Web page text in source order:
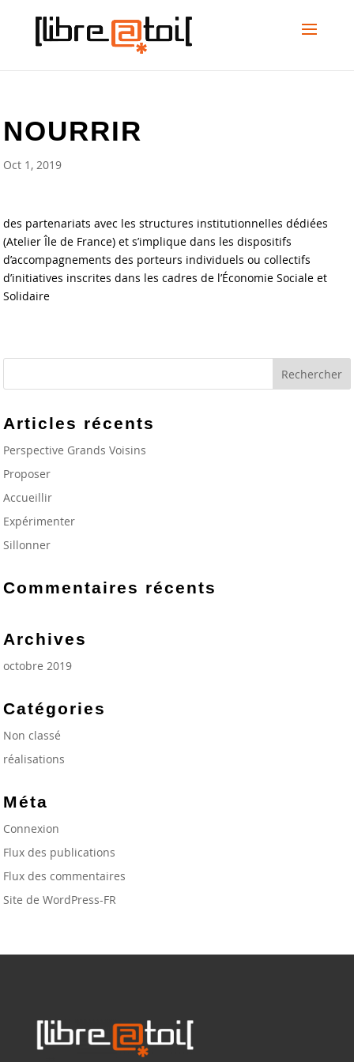
NOURRIR
Oct 1, 2019
des partenariats avec les structures institutionnelles dédiées
(Atelier Île de France) et s’implique dans les dispositifs
d’accompagnements des porteurs individuels ou collectifs
d’initiatives inscrites dans les cadres de l’Économie Sociale et
Solidaire
Articles récents
Perspective Grands Voisins
Proposer
Accueillir
Expérimenter
Sillonner
Commentaires récents
Archives
octobre 2019
Catégories
Non classé
réalisations
Méta
Connexion
Flux des publications
Flux des commentaires
Site de WordPress-FR